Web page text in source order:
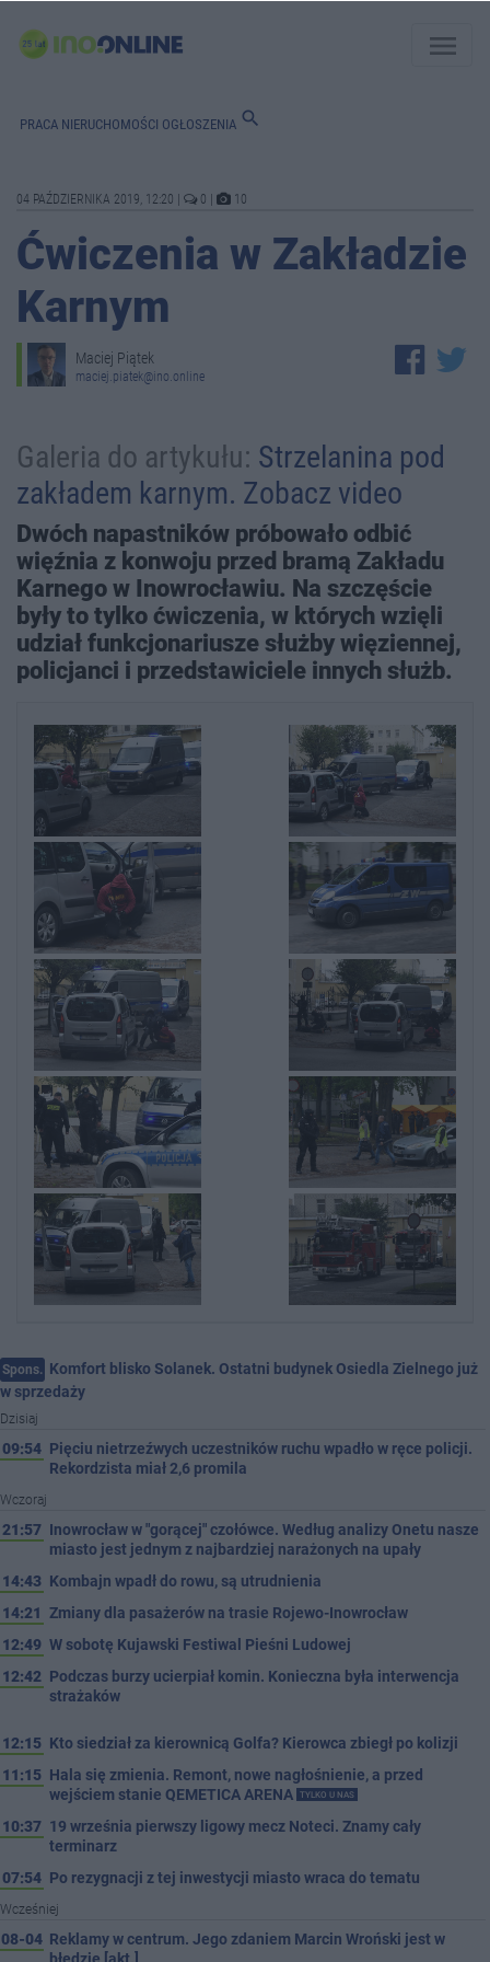
menu
PRACA NIERUCHOMOŚCI OGŁOSZENIA search
04 PAŹDZIERNIKA 2019, 12:20 0 10
Ćwiczenia w Zakładzie
Karnym
Maciej Piątek
maciej.piatek@ino.online
Galeria do artykułu: Strzelanina pod
zakładem karnym. Zobacz video
Dwóch napastników próbowało odbić
więźnia z konwoju przed bramą Zakładu
Karnego w Inowrocławiu. Na szczęście
były to tylko ćwiczenia, w których wzięli
udział funkcjonariusze służby więziennej,
policjanci i przedstawiciele innych służb.
Spons. Komfort blisko Solanek. Ostatni budynek Osiedla Zielnego już
w sprzedaży
Dzisiaj
09:54 Pięciu nietrzeźwych uczestników ruchu wpadło w ręce policji.
Rekordzista miał 2,6 promila
Wczoraj
21:57 Inowrocław w "gorącej" czołówce. Według analizy Onetu nasze
miasto jest jednym z najbardziej narażonych na upały
14:43 Kombajn wpadł do rowu, są utrudnienia
14:21 Zmiany dla pasażerów na trasie Rojewo-Inowrocław
12:49 W sobotę Kujawski Festiwal Pieśni Ludowej
12:42 Podczas burzy ucierpiał komin. Konieczna była interwencja
strażaków
12:15 Kto siedział za kierownicą Golfa? Kierowca zbiegł po kolizji
11:15 Hala się zmienia. Remont, nowe nagłośnienie, a przed
wejściem stanie QEMETICA ARENA
TYLKO U NAS
10:37 19 września pierwszy ligowy mecz Noteci. Znamy cały
terminarz
07:54 Po rezygnacji z tej inwestycji miasto wraca do tematu
Wcześniej
08-04 Reklamy w centrum. Jego zdaniem Marcin Wroński jest w